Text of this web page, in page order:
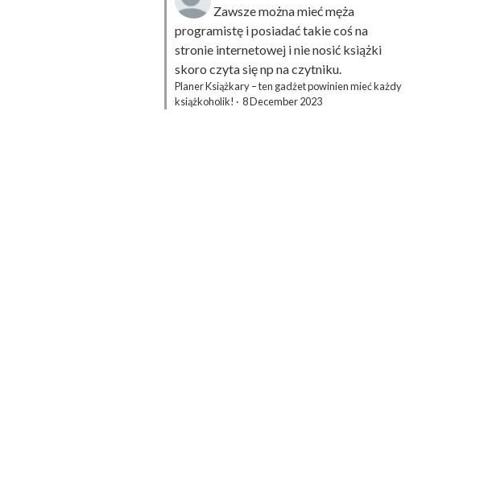
Zawsze można mieć męża
programistę i posiadać takie coś na
stronie internetowej i nie nosić książki
skoro czyta się np na czytniku.
Planer Książkary – ten gadżet powinien mieć każdy
książkoholik! · 8 December 2023